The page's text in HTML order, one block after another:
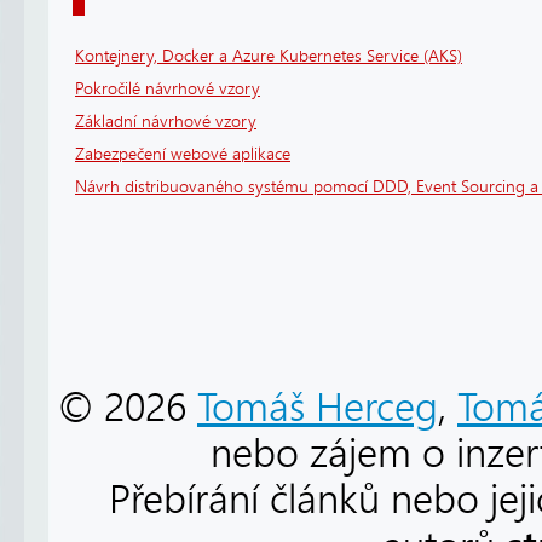
Kontejnery, Docker a Azure Kubernetes Service (AKS)
Pokročilé návrhové vzory
Základní návrhové vzory
Zabezpečení webové aplikace
Návrh distribuovaného systému pomocí DDD, Event Sourcing a
© 2026 Tomáš Herceg,
nebo zájem o
Přebírání článků nebo